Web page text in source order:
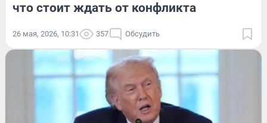
что стоит ждать от конфликта
26 мая, 2026, 10:31 357 Обсудить